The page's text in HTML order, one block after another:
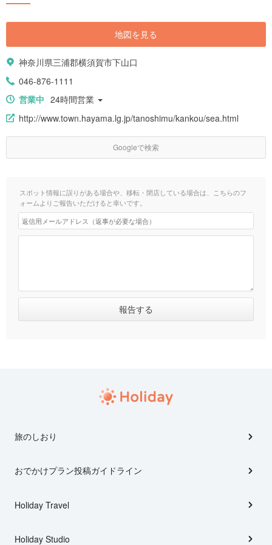
地図を見る
神奈川県三浦郡横須賀市下山口
046-876-1111
営業中 24時間営業
http://www.town.hayama.lg.jp/tanoshimu/kankou/sea.html
Googleで検索
スポット情報に誤りがある場合や、移転・閉店している場合は、こちらのフ
ォームよりご報告いただけると幸いです。
旅のしおり
おでかけプラン投稿ガイドライン
Holiday Travel
Holiday Studio